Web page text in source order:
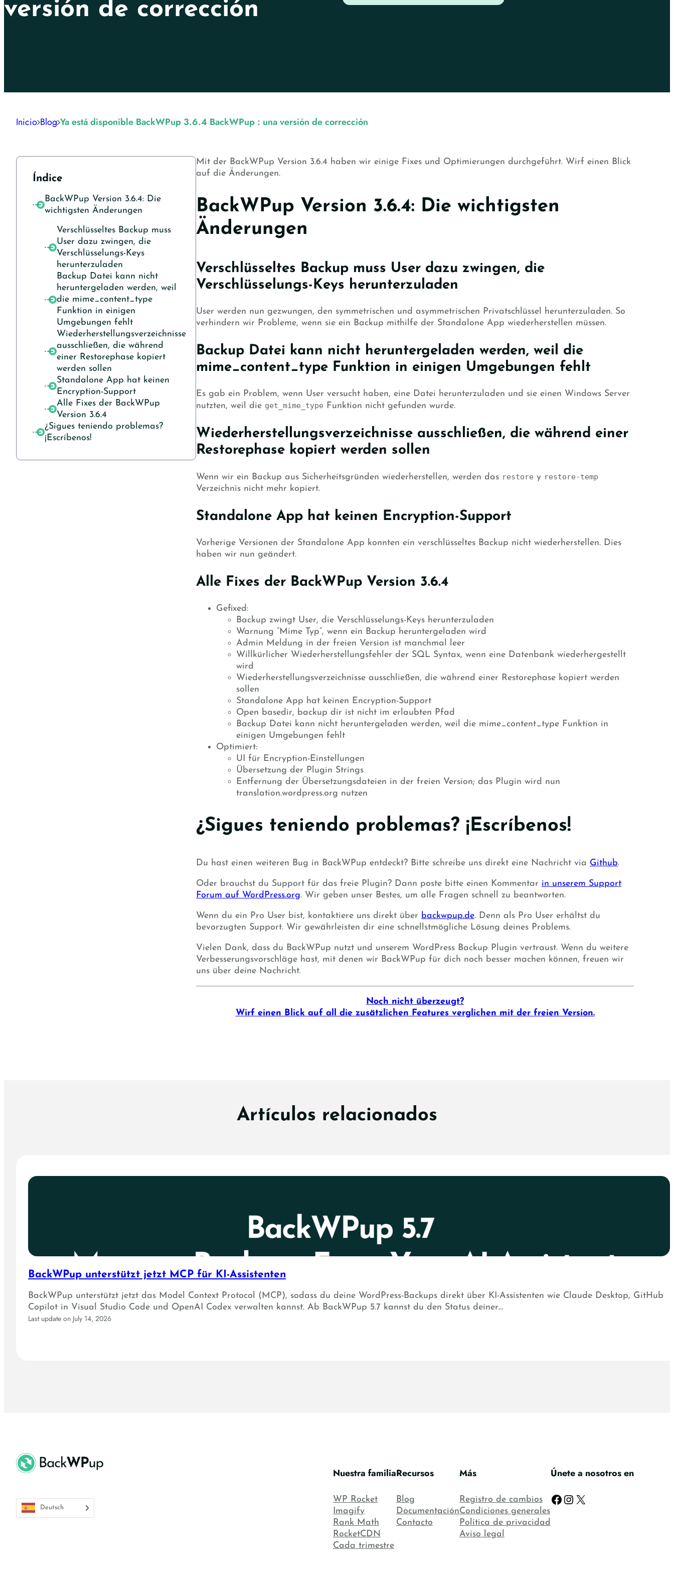
versión de corrección
Inicio Blog Ya está disponible BackWPup 3.6.4 BackWPup : una versión de corrección
Índice
BackWPup Version 3.6.4: Die
wichtigsten Änderungen
Verschlüsseltes Backup muss
User dazu zwingen, die
Verschlüsselungs-Keys
herunterzuladen
Backup Datei kann nicht
heruntergeladen werden, weil
die mime_content_type
Funktion in einigen
Umgebungen fehlt
Wiederherstellungsverzeichnisse
ausschließen, die während
einer Restorephase kopiert
werden sollen
Standalone App hat keinen
Encryption-Support
Alle Fixes der BackWPup
Version 3.6.4
¿Sigues teniendo problemas?
¡Escríbenos!
Mit der BackWPup Version 3.6.4 haben wir einige Fixes und Optimierungen durchgeführt. Wirf einen Blick
auf die Änderungen.
BackWPup Version 3.6.4: Die wichtigsten
Änderungen
Verschlüsseltes Backup muss User dazu zwingen, die
Verschlüsselungs-Keys herunterzuladen
User werden nun gezwungen, den symmetrischen und asymmetrischen Privatschlüssel herunterzuladen. So
verhindern wir Probleme, wenn sie ein Backup mithilfe der Standalone App wiederherstellen müssen.
Backup Datei kann nicht heruntergeladen werden, weil die
mime_content_type Funktion in einigen Umgebungen fehlt
Es gab ein Problem, wenn User versucht haben, eine Datei herunterzuladen und sie einen Windows Server
nutzten, weil die get_mime_type Funktion nicht gefunden wurde.
Wiederherstellungsverzeichnisse ausschließen, die während einer
Restorephase kopiert werden sollen
Wenn wir ein Backup aus Sicherheitsgründen wiederherstellen, werden das restore y restore-temp
Verzeichnis nicht mehr kopiert.
Standalone App hat keinen Encryption-Support
Vorherige Versionen der Standalone App konnten ein verschlüsseltes Backup nicht wiederherstellen. Dies
haben wir nun geändert.
Alle Fixes der BackWPup Version 3.6.4
Gefixed:
Backup zwingt User, die Verschlüsselungs-Keys herunterzuladen
Warnung “Mime Typ”, wenn ein Backup heruntergeladen wird
Admin Meldung in der freien Version ist manchmal leer
Willkürlicher Wiederherstellungsfehler der SQL Syntax, wenn eine Datenbank wiederhergestellt
wird
Wiederherstellungsverzeichnisse ausschließen, die während einer Restorephase kopiert werden
sollen
Standalone App hat keinen Encryption-Support
Open basedir, backup dir ist nicht im erlaubten Pfad
Backup Datei kann nicht heruntergeladen werden, weil die mime_content_type Funktion in
einigen Umgebungen fehlt
Optimiert:
UI für Encryption-Einstellungen
Übersetzung der Plugin Strings
Entfernung der Übersetzungsdateien in der freien Version; das Plugin wird nun
translation.wordpress.org nutzen
¿Sigues teniendo problemas? ¡Escríbenos!
Du hast einen weiteren Bug in BackWPup entdeckt? Bitte schreibe uns direkt eine Nachricht via Github.
Oder brauchst du Support für das freie Plugin? Dann poste bitte einen Kommentar in unserem Support
Forum auf WordPress.org. Wir geben unser Bestes, um alle Fragen schnell zu beantworten.
Wenn du ein Pro User bist, kontaktiere uns direkt über backwpup.de. Denn als Pro User erhältst du
bevorzugten Support. Wir gewährleisten dir eine schnellstmögliche Lösung deines Problems.
Vielen Dank, dass du BackWPup nutzt und unserem WordPress Backup Plugin vertraust. Wenn du weitere
Verbesserungsvorschläge hast, mit denen wir BackWPup für dich noch besser machen können, freuen wir
uns über deine Nachricht.
Noch nicht überzeugt?
Wirf einen Blick auf all die zusätzlichen Features verglichen mit der freien Version.
Artículos relacionados
BackWPup unterstützt jetzt MCP für KI-Assistenten
BackWPup unterstützt jetzt das Model Context Protocol (MCP), sodass du deine WordPress-Backups direkt über KI-Assistenten wie Claude Desktop, GitHub
Copilot in Visual Studio Code und OpenAI Codex verwalten kannst. Ab BackWPup 5.7 kannst du den Status deiner…
Last update on July 14, 2026
Deutsch
Nuestra familia
WP Rocket
Imagify
Rank Math
RocketCDN
Cada trimestre
Recursos
Blog
Documentación
Contacto
Más
Registro de cambios
Condiciones generales
Política de privacidad
Aviso legal
Únete a nosotros en
Facebook Instagram X